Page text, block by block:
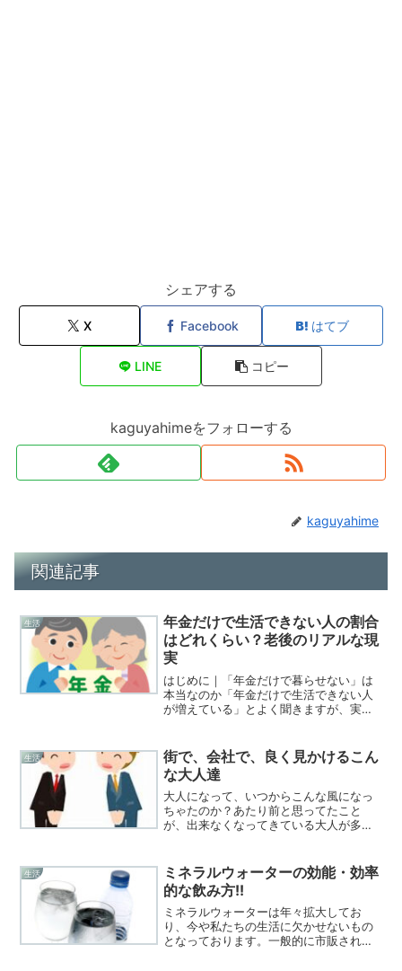
シェアする
X Facebook はてブ
LINE コピー
kaguyahimeをフォローする
kaguyahime
関連記事
生活
年金だけで生活できない人の割合
はどれくらい？老後のリアルな現
実
はじめに｜「年金だけで暮らせない」は
本当なのか「年金だけで生活できない人
が増えている」とよく聞きますが、実際
記事では、 年金だけで生活できない人の
割合 なぜ多くの人が不...
生活
街で、会社で、良く見かけるこん
な大人達
大人になって、いつからこんな風になっ
ちゃたのか？あたり前と思ってたこと
が、出来なくなってきている大人が多く
とがありませんか？おはようの挨拶が出
来ない大人皆さんは、おはよ...
生活
ミネラルウォーターの効能・効率
的な飲み方!!
ミネラルウォーターは年々拡大してお
り、今や私たちの生活に欠かせないもの
となっております。一般的に市販されて